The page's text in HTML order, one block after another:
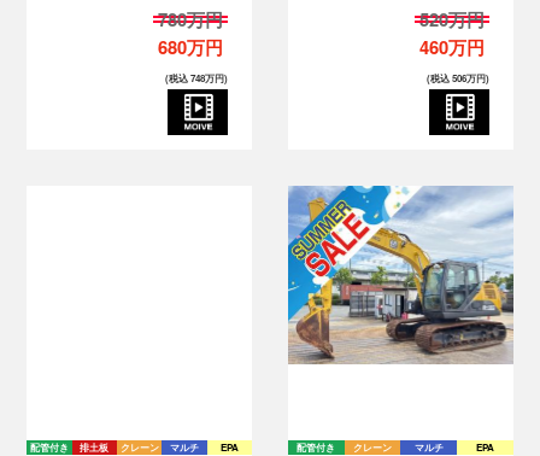
780万円
680万円
(税込 748万円)
520万円
460万円
(税込 506万円)
配管付き 排土板 クレーン マルチ EPA 配管付き クレーン マルチ EPA